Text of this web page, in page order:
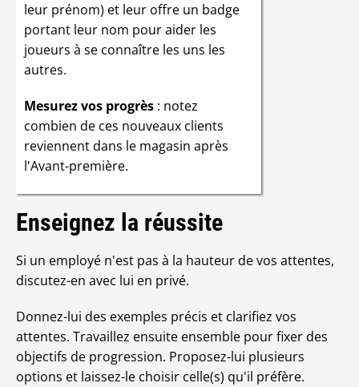
leur prénom) et leur offre un badge
portant leur nom pour aider les
joueurs à se connaître les uns les
autres.
Mesurez vos progrès : notez
combien de ces nouveaux clients
reviennent dans le magasin après
l'Avant-première.
Enseignez la réussite
Si un employé n'est pas à la hauteur de vos attentes,
discutez-en avec lui en privé.
Donnez-lui des exemples précis et clarifiez vos
attentes. Travaillez ensuite ensemble pour fixer des
objectifs de progression. Proposez-lui plusieurs
options et laissez-le choisir celle(s) qu'il préfère.